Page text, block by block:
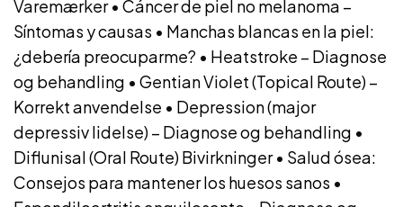
Varemærker• Cáncer de piel no melanoma –
Síntomas y causas • Manchas blancas en la piel:
¿debería preocuparme? • Heatstroke – Diagnose
og behandling • Gentian Violet (Topical Route) –
Korrekt anvendelse • Depression (major
depressiv lidelse) – Diagnose og behandling •
Diflunisal (Oral Route) Bivirkninger• Salud ósea:
Consejos para mantener los huesos sanos •